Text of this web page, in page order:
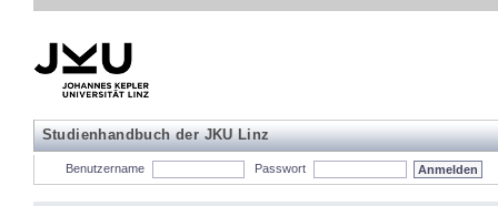
Studienhandbuch der JKU Linz
Benutzername Passwort